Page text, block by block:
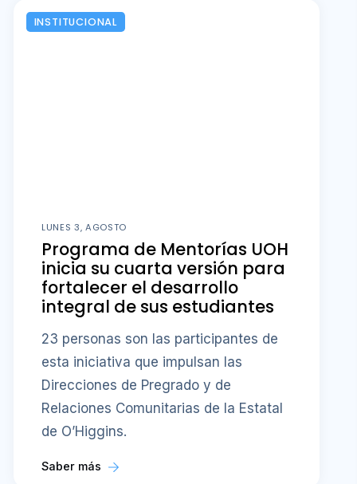
INSTITUCIONAL
LUNES 3, AGOSTO
Programa de Mentorías UOH
inicia su cuarta versión para
fortalecer el desarrollo
integral de sus estudiantes
23 personas son las participantes de
esta iniciativa que impulsan las
Direcciones de Pregrado y de
Relaciones Comunitarias de la Estatal
de O’Higgins.
Saber más